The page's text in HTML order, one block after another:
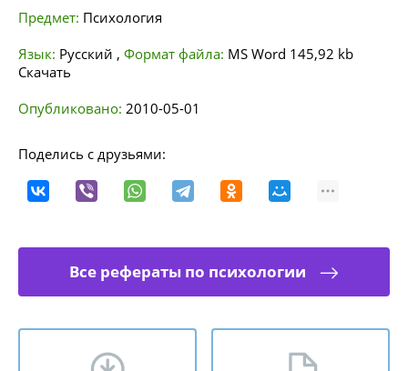
Предмет: Психология
Язык: Русский , Формат файла: MS Word 145,92 kb
Скачать
Опубликовано: 2010-05-01
Поделись с друзьями:
Все рефераты по психологии